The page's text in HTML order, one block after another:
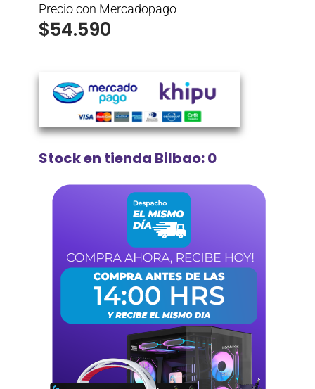
Precio con Mercadopago
$54.590
Stock en tienda Bilbao: 0